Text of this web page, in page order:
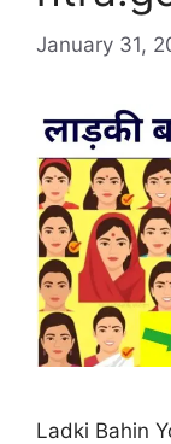
January 31,
Ladki Bahin